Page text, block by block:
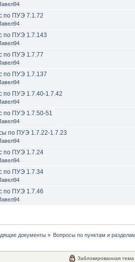
по ПУЭ 7.1.72
по ПУЭ 1.7.143
по ПУЭ 1.7.77
по ПУЭ 1.7.137
по ПУЭ 1.7.40-1.7.42
по ПУЭ 1.7.50-51
по ПУЭ 1.7.22-1.7.23
по ПУЭ 1.7.24
по ПУЭ 1.7.34
по ПУЭ 1.7.46
документы» Вопросы по пунктам и
Заблокированная тема